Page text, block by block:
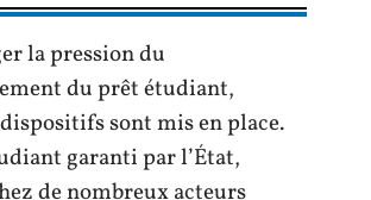
la pression du
du prêt étudiant,
sont mis en place.
garanti par l’État,
de nombreux acteurs